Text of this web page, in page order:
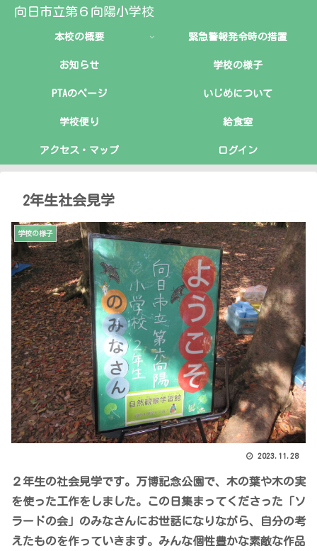
向日市立第６向陽小学校
本校の概要 緊急警報発令時の措置
お知らせ 学校の様子
PTAのページ いじめについて
学校便り 給食室
アクセス・マップ ログイン
2年生社会見学
学校の様子
2023.11.28
２年生の社会見学です。万博記念公園で、木の葉や木の実
を使った工作をしました。この日集まってくださった「ソ
ラードの会」のみなさんにお世話になりながら、自分の考
えたものを作っていきます。みんな個性豊かな素敵な作品